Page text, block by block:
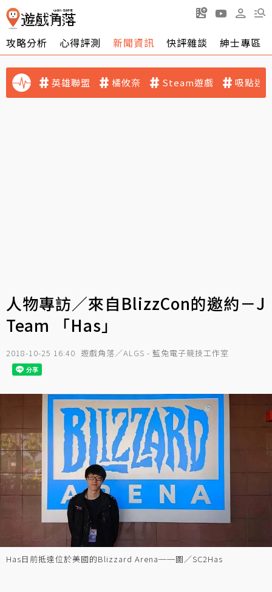
攻略分析 心得評測 新聞資訊 快評雜談 紳士專區
英雄聯盟 橘攸奈 Steam遊戲 吸點迷
人物專訪／來自BlizzCon的邀約－J
Team 「Has」
2018-10-25 16:40 遊戲角落／ALGS - 藍兔電子競技工作室
Has日前抵達位於美國的Blizzard Arena──圖／SC2Has